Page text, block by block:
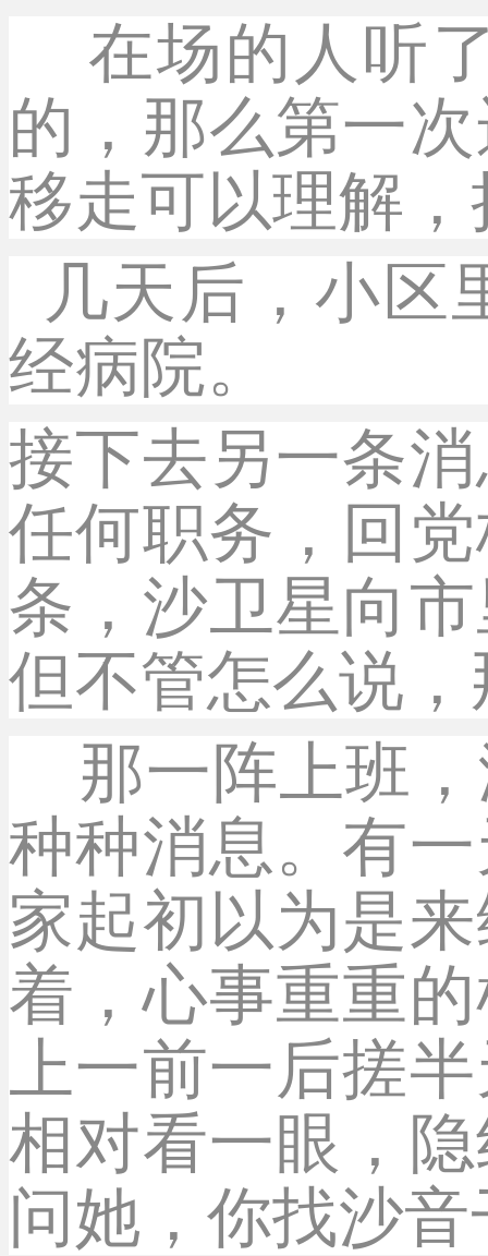
在场的人听
的，那么第一
移走可以理解
几天后，小区
经病院。
接下去另一条
任何职务，回
条，沙卫星向
但不管怎么说
那一阵上班，
种种消息。有
家起初以为是
着，心事重重
上一前一后搓
相对看一眼，
问她，你找沙